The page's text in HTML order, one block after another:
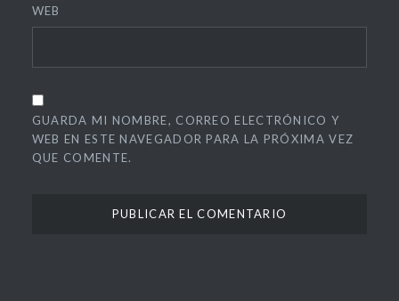
WEB
GUARDA MI NOMBRE, CORREO ELECTRÓNICO Y
WEB EN ESTE NAVEGADOR PARA LA PRÓXIMA VEZ
QUE COMENTE.